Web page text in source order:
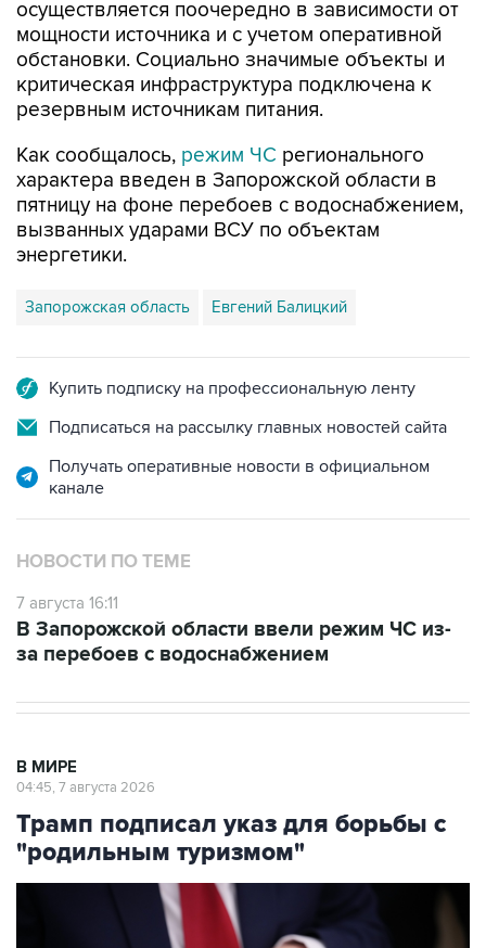
осуществляется поочередно в зависимости от
мощности источника и с учетом оперативной
обстановки. Социально значимые объекты и
критическая инфраструктура подключена к
резервным источникам питания.
Как сообщалось, режим ЧС регионального
характера введен в Запорожской области в
пятницу на фоне перебоев с водоснабжением,
вызванных ударами ВСУ по объектам
энергетики.
Запорожская область Евгений Балицкий
Купить подписку на профессиональную ленту
Подписаться на рассылку главных новостей сайта
Получать оперативные новости в официальном
канале
НОВОСТИ ПО ТЕМЕ
7 августа 16:11
В Запорожской области ввели режим ЧС из-
за перебоев с водоснабжением
В МИРЕ
04:45, 7 августа 2026
Трамп подписал указ для борьбы с
"родильным туризмом"